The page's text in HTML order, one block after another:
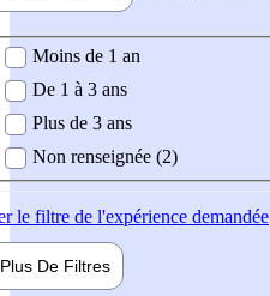
demandée
Moins de 1 an
De 1 à 3 ans
Plus de 3 ans
Non renseignée (2)
le filtre de l'expérience demandée
Plus De Filtres